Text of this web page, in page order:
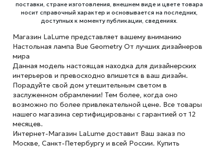
поставки, стране изготовления, внешнем виде и цвете товара
носит справочный характер и основывается на последних,
доступных к моменту публикации, сведениях.
Магазин LaLume представляет вашему вниманию
Настольная лампа Bue Geometry От лучших дизайнеров
мира
Данная модель настоящая находка для дизайнерских
интерьеров и превосходно впишется в ваш дизайн.
Порадуйте свой дом утешительным светом в
заслуженном обрамлении! Тем более, когда оно
возможно по более привлекательной цене. Все товары
нашего магазина сертифицированы с гарантией от 12
месяцев.
Интернет-Магазин LaLume доставит Ваш заказ по
Москве, Санкт-Петербургу и всей России. Купить